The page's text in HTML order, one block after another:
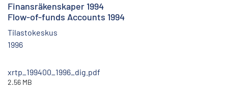
Finansräkenskaper 1994
Flow-of-funds Accounts 1994
Tilastokeskus
1996
xrtp_199400_1996_dig.pdf
2.56 MB